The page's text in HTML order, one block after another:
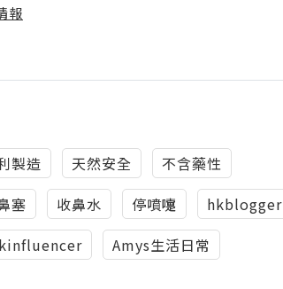
報
製造 天然安全
不含藥性
塞 收鼻水 停噴嚏
hkblogger
Amys生活日常